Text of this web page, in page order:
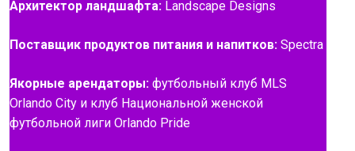
Архитектор ландшафта: Landscape Designs
Поставщик продуктов питания и напитков: Spectra
Якорные арендаторы: футбольный клуб MLS
Orlando City и клуб Национальной женской
футбольной лиги Orlando Pride